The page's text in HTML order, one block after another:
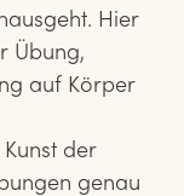
Hier
Übung,
auf Körper
der
genau